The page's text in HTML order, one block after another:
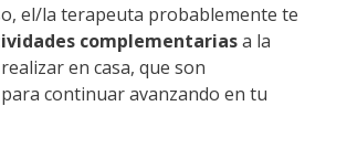
el/la terapeuta probablemente te
complementariasa la
en casa, que son
continuar avanzando en tu